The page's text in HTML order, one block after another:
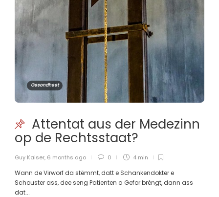
Gesondheet
Attentat aus der Medezinn
op de Rechtsstaat?
Guy Kaiser, 6 months ago 0 4 min
Wann de Virworf da stëmmt, datt e Schankendokter e
Schouster ass, dee seng Patienten a Gefor bréngt, dann ass
dat...